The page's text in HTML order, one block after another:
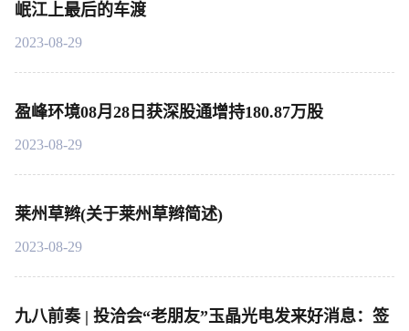
岷江上最后的车渡
2023-08-29
盈峰环境08月28日获深股通增持180.87万股
2023-08-29
莱州草辫(关于莱州草辫简述)
2023-08-29
九八前奏 | 投洽会“老朋友”玉晶光电发来好消息：签